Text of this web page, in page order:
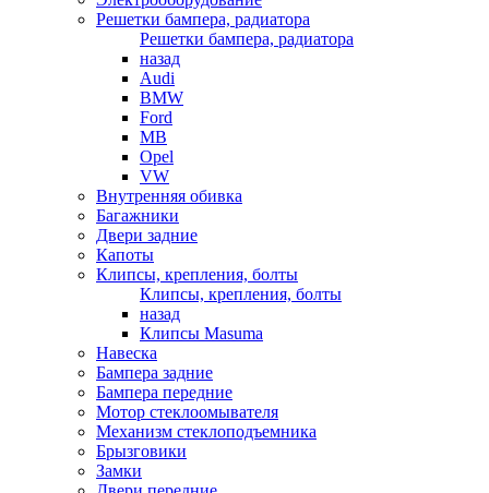
Решетки бампера, радиатора
Решетки бампера, радиатора
назад
Audi
BMW
Ford
MB
Opel
VW
Внутренняя обивка
Багажники
Двери задние
Капоты
Клипсы, крепления, болты
Клипсы, крепления, болты
назад
Клипсы Masuma
Навеска
Бампера задние
Бампера передние
Мотор стеклоомывателя
Механизм стеклоподъемника
Брызговики
Замки